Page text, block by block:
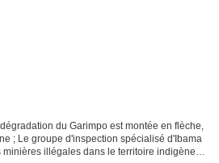
du Garimpo est montée en flèche,
; Le groupe d'inspection spécialisé d'Ibama
illégales dans le territoire indigène